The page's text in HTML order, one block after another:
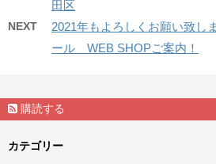
田区
NEXT
2021年もよろしくお願い致し
ール WEB SHOPご案内！
購読する
カテゴリー